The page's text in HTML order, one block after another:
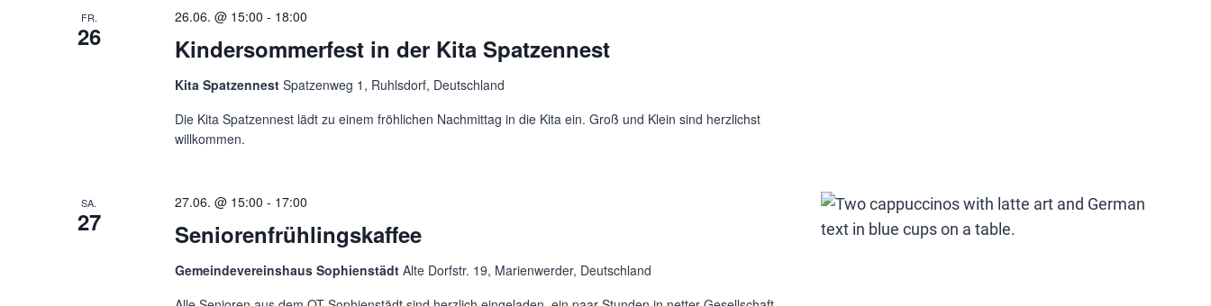
FR.
26 Kindersommerfest in der Kita Spatzennest
26.06. @ 15:00 - 18:00
Kita SpatzennestSpatzenweg 1, Ruhlsdorf, Deutschland
Die Kita Spatzennest lädt zu einem fröhlichen Nachmittag in die Kita ein. Groß und Klein sind herzlichst
willkommen.
SA.
27 Seniorenfrühlingskaffee
27.06. @ 15:00 - 17:00
Gemeindevereinshaus SophienstädtAlte Dorfstr. 19, Marienwerder, Deutschland